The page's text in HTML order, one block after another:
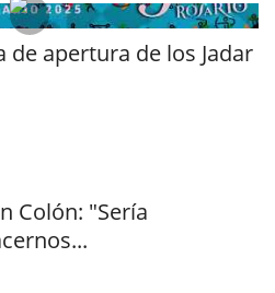
apertura de los Jadar
Colón: "Sería